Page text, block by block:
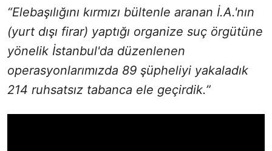
“Elebaşılığını kırmızı bültenle aranan İ.A.'nın
(yurt dışı firar) yaptığı organize suç örgütüne
yönelik İstanbul'da düzenlenen
operasyonlarımızda 89 şüpheliyi yakaladık
214 ruhsatsız tabanca ele geçirdik.”